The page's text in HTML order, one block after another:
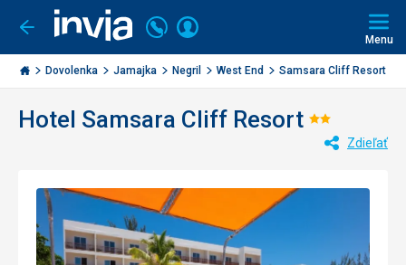
Ísť
späť
Invia.sk
Volajte
+421
2
3221
Prihlásiť
Menu
Dovolenka Jamajka Negril West End Samsara Cliff Resort
Hotel Samsara Cliff Resort
2/5
Zdieľať